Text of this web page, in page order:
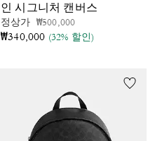
인 시그니처 캔버스
정상가 가격 인하 전
₩500,000인하됨
₩340,000 (32% 할인)